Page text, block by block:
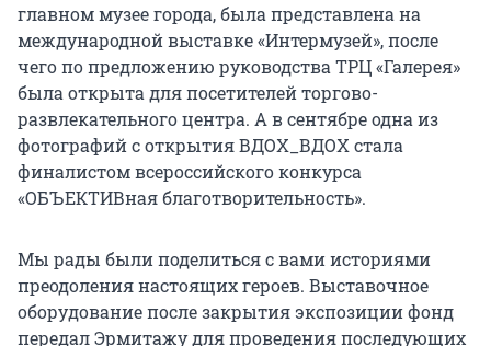
главном музее города, была представлена на
международной выставке «Интермузей», после
чего по предложению руководства ТРЦ «Галерея»
была открыта для посетителей торгово-
развлекательного центра. А в сентябре одна из
фотографий с открытия ВДОХ_ВДОХ стала
финалистом всероссийского конкурса
«ОБЪЕКТИВная благотворительность».
Мы рады были поделиться с вами историями
преодоления настоящих героев. Выставочное
оборудование после закрытия экспозиции фонд
передал Эрмитажу для проведения последующих